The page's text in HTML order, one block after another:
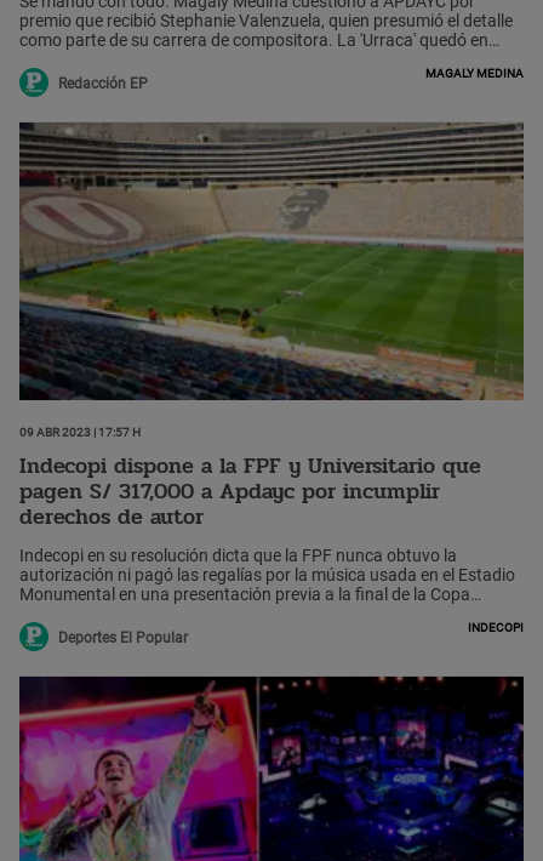
premio que recibió Stephanie Valenzuela, quien presumió el detalle
como parte de su carrera de compositora. La 'Urraca' quedó en
Redacción EP
Magaly Medina
09 Abr 2023 | 17:57 h
Indecopi dispone a la FPF y Universitario que
pagen S/ 317,000 a Apdayc por incumplir
derechos de autor
Indecopi en su resolución dicta que la FPF nunca obtuvo la
autorización ni pagó las regalías por la música usada en el Estadio
Monumental en una presentación previa a la final de la Copa
Deportes El Popular
Indecopi